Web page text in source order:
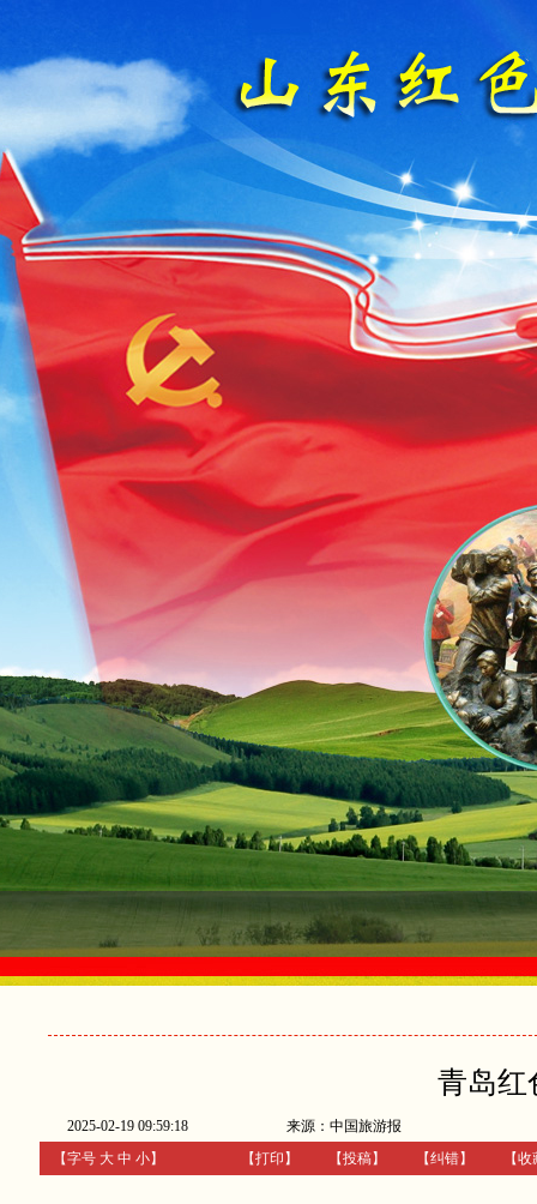
青岛红
2025-02-19 09:59:18
来源：中国旅游报
【字号 大 中 小】 【打印 】 【投稿】 【纠错】 【